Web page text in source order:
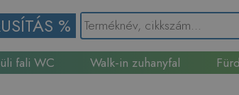
%
fali WC Walk-in zuhanyfal